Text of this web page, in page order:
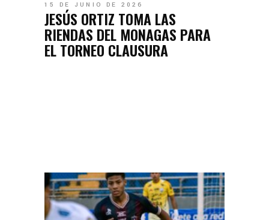
15 DE JUNIO DE 2026
JESÚS ORTIZ TOMA LAS
RIENDAS DEL MONAGAS PARA
EL TORNEO CLAUSURA